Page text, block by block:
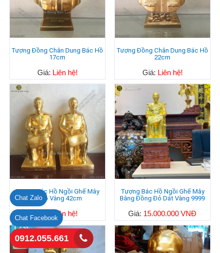
Chat Zalo
Chat Facebook
0912.055.661
Tượng Đồng Chân Dung Bác Hồ
17cm
Giá: Liên hệ!
Tượng Đồng Chân Dung Bác Hồ
22cm
Giá: Liên hệ!
Tượng Bác Hồ Ngồi Ghế Mây
Thếp Vàng 42cm
Giá: Liên hệ!
Tượng Bác Hồ Ngồi Ghế Mây
Bằng Đồng Đỏ Dát Vàng 9999
Giá: 15.000.000 VNĐ